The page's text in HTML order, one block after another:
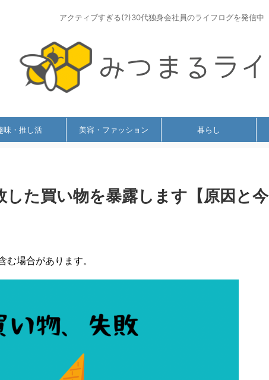
アクティブすぎる(?)30代独身会社員のライフログを発信中
味・推し活 美容・ファッション 暮らし
した買い物を暴露します【原因と今
場合があります。